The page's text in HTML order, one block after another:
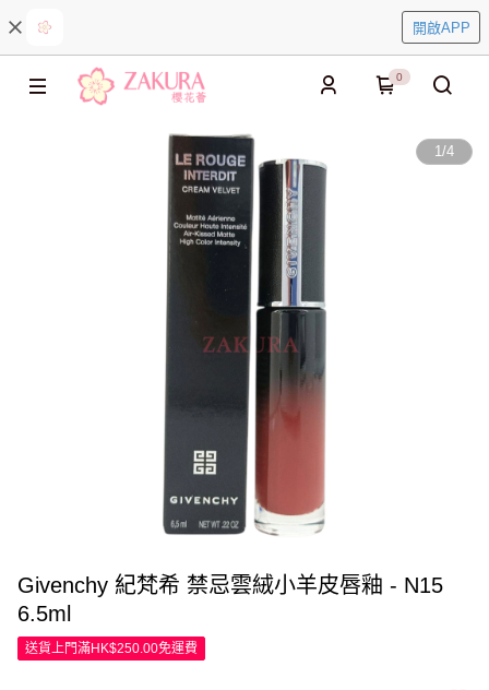
開啟APP
0
1/4
Givenchy 紀梵希 禁忌雲絨小羊皮唇釉 - N15
6.5ml
送貨上門滿HK$250.00免運費